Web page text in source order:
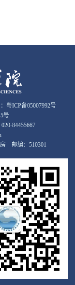
粤ICP备05007992号
号
84455667
邮编：510301